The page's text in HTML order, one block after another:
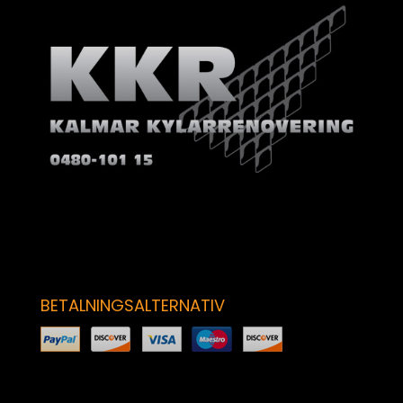
BETALNINGSALTERNATIV